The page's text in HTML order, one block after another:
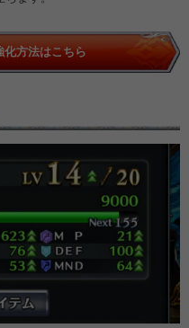
化方法はこちら